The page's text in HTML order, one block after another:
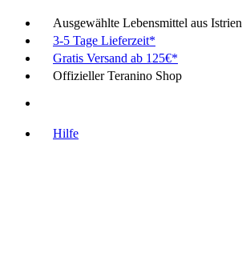
Ausgewählte Lebensmittel aus Istrien
3-5 Tage Lieferzeit*
Gratis Versand ab 125€*
Offizieller Teranino Shop
Hilfe